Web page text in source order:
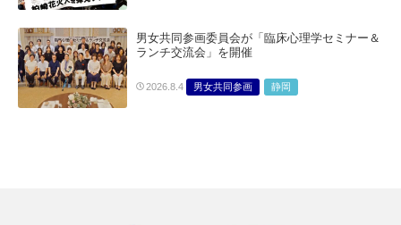
男女共同参画委員会が「臨床心理学セミナー＆
ランチ交流会」を開催
2026.8.4 男女共同参画 静岡